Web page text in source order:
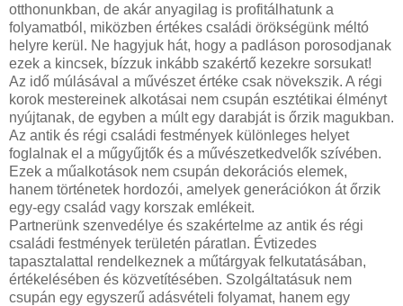
otthonunkban, de akár anyagilag is profitálhatunk a
folyamatból, miközben értékes családi örökségünk méltó
helyre kerül. Ne hagyjuk hát, hogy a padláson porosodjanak
ezek a kincsek, bízzuk inkább szakértő kezekre sorsukat!
Az idő múlásával a művészet értéke csak növekszik. A régi
korok mestereinek alkotásai nem csupán esztétikai élményt
nyújtanak, de egyben a múlt egy darabját is őrzik magukban.
Az antik és régi családi festmények különleges helyet
foglalnak el a műgyűjtők és a művészetkedvelők szívében.
Ezek a műalkotások nem csupán dekorációs elemek,
hanem történetek hordozói, amelyek generációkon át őrzik
egy-egy család vagy korszak emlékeit.
Partnerünk szenvedélye és szakértelme az antik és régi
családi festmények területén páratlan. Évtizedes
tapasztalattal rendelkeznek a műtárgyak felkutatásában,
értékelésében és közvetítésében. Szolgáltatásuk nem
csupán egy egyszerű adásvételi folyamat, hanem egy